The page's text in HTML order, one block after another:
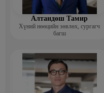
Алтандөш Тамир
Хүний нөөцийн зөвлөх, сургагч
багш